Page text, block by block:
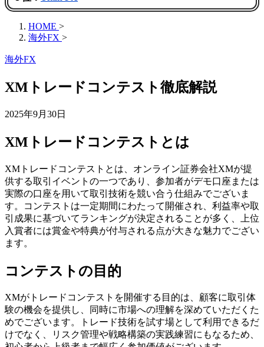
HOME >
海外FX >
海外FX
XMトレードコンテスト徹底解説
2025年9月30日
XMトレードコンテストとは
XMトレードコンテストとは、オンライン証券会社XMが提
供する取引イベントの一つであり、参加者がデモ口座または
実際の口座を用いて取引技術を競い合う仕組みでございま
す。コンテストは一定期間にわたって開催され、利益率や取
引成果に基づいてランキングが決定されることが多く、上位
入賞者には賞金や特典が付与される点が大きな魅力でござい
ます。
コンテストの目的
XMがトレードコンテストを開催する目的は、顧客に取引体
験の機会を提供し、同時に市場への理解を深めていただくた
めでございます。トレード技術を試す場として利用できるだ
けでなく、リスク管理や戦略構築の実践練習にもなるため、